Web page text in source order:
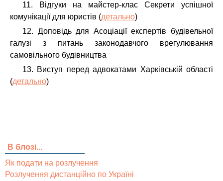
В блозі...
Як подати на розлучення
Розлучення дистанційно по Україні
11. Відгуки на майстер-клас Секрети успішної
комунікації для юристів (детально)
12. Доповідь для Асоціації експертів будівельної
галузі з питань законодавчого врегулювання
самовільного будівництва
13. Виступ перед адвокатами Харківській області
(детально)